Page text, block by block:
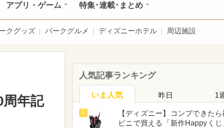
アプリ・ゲーム 特集･連載･まとめ
クグッズ パークグルメ ディズニーホテル 周辺施設
周年記
人気記事ランキング
いま人気 昨日 1
1
【ディズニー】コンプできた
ビニで買える「新作Happyく